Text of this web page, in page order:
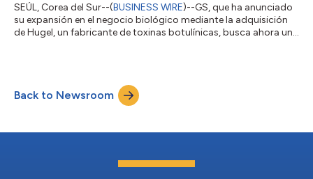
SEÚL, Corea del Sur--(BUSINESS WIRE)--GS, que ha anunciado
su expansión en el negocio biológico mediante la adquisición
de Hugel, un fabricante de toxinas botulínicas, busca ahora una
considerar la posibilidad de crear sinergias combinando la
toxina botulínica y los rellenos. Según fuentes del sector, la
Back to Newsroom